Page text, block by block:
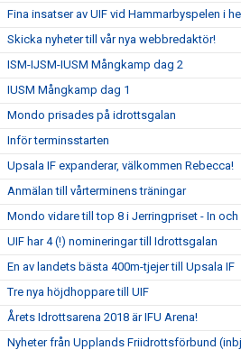
Fina insatser av UIF vid Hammarbyspelen i
Skicka nyheter till vår nya webbredaktör!
ISM-IJSM-IUSM Mångkamp dag 2
IUSM Mångkamp dag 1
Mondo prisades på idrottsgalan
Inför terminsstarten
Upsala IF expanderar, välkommen Rebecca!
Anmälan till vårterminens träningar
Mondo vidare till top 8 i Jerringpriset - In och
UIF har 4 (!) nomineringar till Idrottsgalan
En av landets bästa 400m-tjejer till Upsala IF
Tre nya höjdhoppare till UIF
Årets Idrottsarena 2018 är IFU Arena!
Nyheter från Upplands Friidrottsförbund